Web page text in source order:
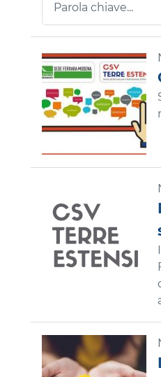
Parola chiave...